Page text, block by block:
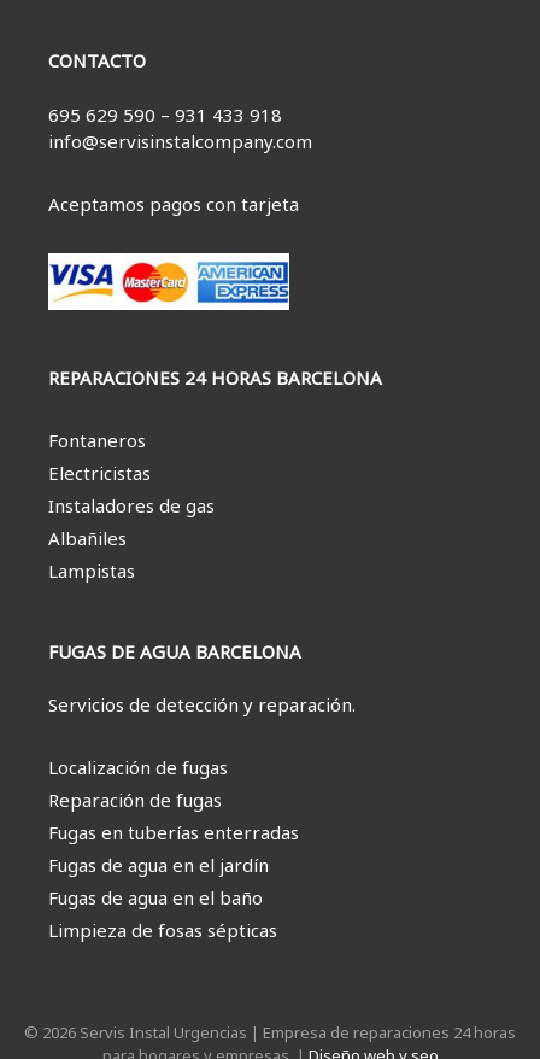
CONTACTO
695 629 590 – 931 433 918
info@servisinstalcompany.com
Aceptamos pagos con tarjeta
REPARACIONES 24 HORAS BARCELONA
Fontaneros
Electricistas
Instaladores de gas
Albañiles
Lampistas
FUGAS DE AGUA BARCELONA
Servicios de detección y reparación.
Localización de fugas
Reparación de fugas
Fugas en tuberías enterradas
Fugas de agua en el jardín
Fugas de agua en el baño
Limpieza de fosas sépticas
© 2026 Servis Instal Urgencias | Empresa de reparaciones 24 horas